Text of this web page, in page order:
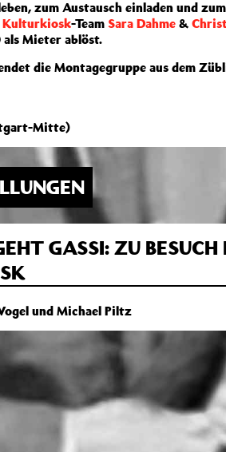
zum Austausch einladen und
Kulturkiosk-Team Sara Dahme &
als Mieter ablöst.
die Montagegruppe aus dem
Mitte)
GASSI: ZU BESUCH
und Michael Piltz